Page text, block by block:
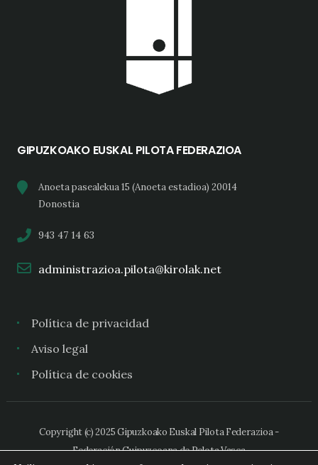
GIPUZKOAKO EUSKAL PILOTA FEDERAZIOA
Anoeta pasealekua 15 (Anoeta estadioa) 20014
Donostia
943 47 14 63
administrazioa.pilota@kirolak.net
Política de privacidad
Aviso legal
Política de cookies
Copyright (c) 2025 Gipuzkoako Euskal Pilota Federazioa -
Federación Guipuzcoana de Pelota Vasca